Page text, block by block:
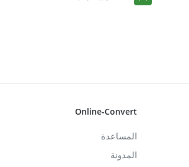
Online-Convert
المساعدة
المدونة